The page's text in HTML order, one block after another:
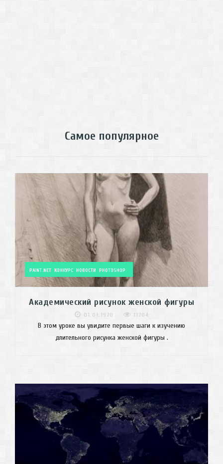
Самое популярное
PAINT.NET КОНКУРС НОВОСТИ PHOTOSHOP
Академический рисунок женской фигуры
01.01.1970 11704
В этом уроке вы увидите первые шаги к изучению
длительного рисунка женской фигуры .